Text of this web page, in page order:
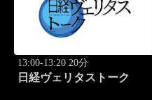
13:00-13:20 20分
日経ヴェリタストーク